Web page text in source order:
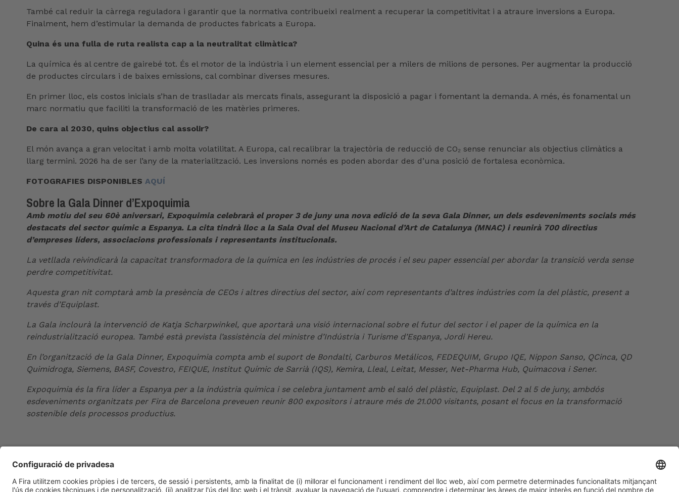
També cal reduir la càrrega reguladora i garantir que la normativa contribueixi realment a recuperar la competitivitat i a atraure inversions a Europa.
Finalment, hem d’estimular la demanda de productes fabricats a Europa.
Quina és una fulla de ruta realista cap a la neutralitat climàtica?
La química és al centre de gairebé tot. És el motor de la indústria i un element essencial per a milers de milions de persones. Per augmentar la producció
de productes circulars i de baixes emissions, cal combinar diverses mesures.
En primer lloc, els costos inicials s’han de traslladar als mercats finals, assegurant la disposició a pagar i fomentant la demanda. A més, és fonamental un
marc normatiu que faciliti la transformació de les matèries primeres.
De cara al 2030, quins objectius cal assolir?
El món avança a gran velocitat i amb molta volatilitat. A Europa, cal recalibrar la trajectòria de reducció de CO₂ sense renunciar als objectius climàtics a
llarg termini. 2026 ha de ser l’any de la materialització. Les inversions només es poden abordar des d’una posició de fortalesa econòmica.
FOTOGRAFIES DISPONIBLES AQUÍ
Sobre la Gala Dinner d’Expoquimia
Amb motiu del seu 60è aniversari, Expoquimia celebrarà el proper 3 de juny una nova edició de la seva Gala Dinner, un dels esdeveniments socials més
destacats del sector químic a Espanya. La cita tindrà lloc a la Sala Oval del Museu Nacional d’Art de Catalunya (MNAC) i reunirà 700 directius
d’empreses líders, associacions professionals i representants institucionals.
La vetllada reivindicarà la capacitat transformadora de la química en les indústries de procés i el seu paper essencial per abordar la transició verda sense
perdre competitivitat.
Aquesta gran nit comptarà amb la presència de CEOs i altres directius del sector, així com representants d’altres indústries com la del plàstic, present a
través d’Equiplast.
La Gala inclourà la intervenció de Katja Scharpwinkel, que aportarà una visió internacional sobre el futur del sector i el paper de la química en la
reindustrialització europea. També està prevista l’assistència del ministre d’Indústria i Turisme d’Espanya, Jordi Hereu.
En l’organització de la Gala Dinner, Expoquimia compta amb el suport de Bondalti, Carburos Metálicos, FEDEQUIM, Grupo IQE, Nippon Sanso, QCinca, QD
Quimidroga, Siemens, BASF, Covestro, FEIQUE, Institut Químic de Sarrià (IQS), Kemira, Lleal, Leitat, Messer, Net-Pharma Hub, Quimacova i Sener.
Expoquimia és la fira líder a Espanya per a la indústria química i se celebra juntament amb el saló del plàstic, Equiplast. Del 2 al 5 de juny, ambdós
esdeveniments organitzats per Fira de Barcelona preveuen reunir 800 expositors i atraure més de 21.000 visitants, posant el focus en la transformació
sostenible dels processos productius.